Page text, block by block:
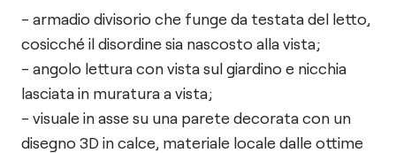
- armadio divisorio che funge da testata del letto,
cosicché il disordine sia nascosto alla vista;
- angolo lettura con vista sul giardino e nicchia
lasciata in muratura a vista;
- visuale in asse su una parete decorata con un
disegno 3D in calce, materiale locale dalle ottime